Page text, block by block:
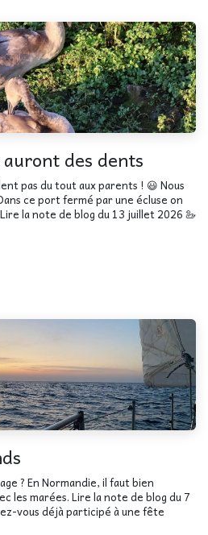
auront des dents
pas du tout aux parents ! 😃 Nous
ce port fermé par une écluse on
la note de blog du 13 juillet 2026 🦢
? En Normandie, il faut bien
les marées. Lire la note de blog du 7
vous déjà participé à une fête